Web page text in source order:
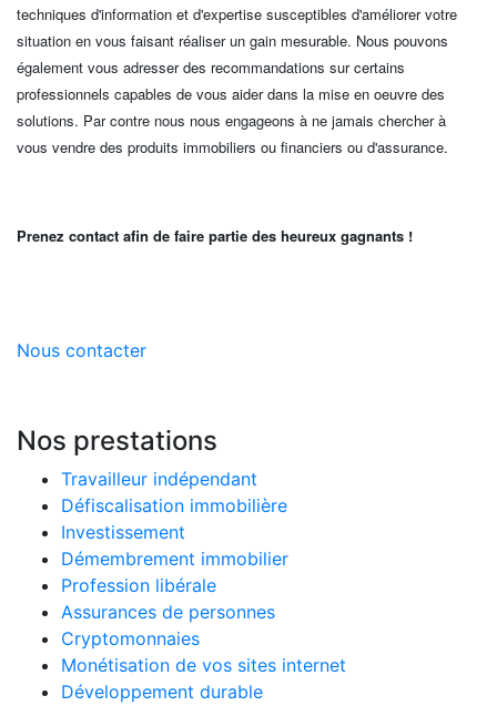
Nos prestations
Travailleur indépendant
Défiscalisation immobilière
Investissement
Démembrement immobilier
Profession libérale
Assurances de personnes
Cryptomonnaies
Monétisation de vos sites internet
Développement durable
techniques d'information et d'expertise susceptibles d'améliorer votre
situation en vous faisant réaliser un gain mesurable. Nous pouvons
également vous adresser des recommandations sur certains
professionnels capables de vous aider dans la mise en oeuvre des
solutions. Par contre nous nous engageons à ne jamais chercher à
vous vendre des produits immobiliers ou financiers ou d'assurance.
Prenez contact afin de faire partie des heureux gagnants !
Nous contacter